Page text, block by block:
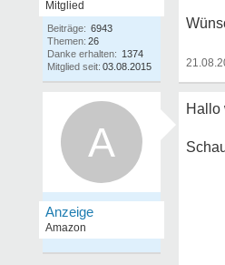
Mitglied
Beiträge: 6943
Themen: 26
Danke erhalten: 1374
Mitglied seit: 03.08.2015
A